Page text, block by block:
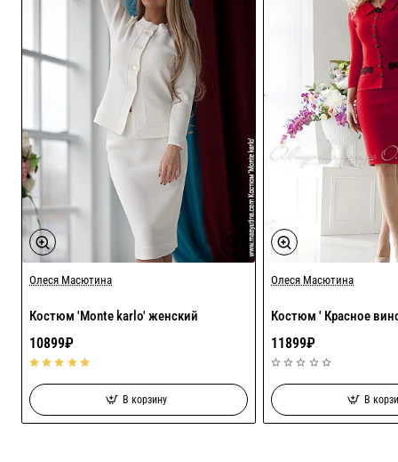
Олеся Масютина
Костюм 'Monte karlo' женский
10899₽
В корзину
Олеся Масютина
Костюм ' Красное
11899₽
В